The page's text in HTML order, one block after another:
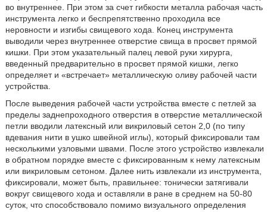
во внутреннее. При этом за счет гибкости металла рабочая часть
инструмента легко и беспрепятственно проходила все
неровности и изгибы свищевого хода. Конец инструмента
выводили через внутреннее отверстие свища в просвет прямой
кишки. При этом указательный палец левой руки хирурга,
введенный предварительно в просвет прямой кишки, легко
определяет и «встречает» металлическую оливу рабочей части
устройства.
После выведения рабочей части устройства вместе с петлей за
пределы заднепроходного отверстия в отверстие металлической
петли вводили латексный или викриловый сетон 2,0 (по типу
вдевания нити в ушко швейной иглы), который фиксировали там
несколькими узловыми швами. После этого устройство извлекали
в обратном порядке вместе с фиксированным к нему латексным
или викриловым сетоном. Далее нить извлекали из инструмента,
фиксировали, может быть, правильнее: тонически затягивали
вокруг свищевого хода и оставляли в ране в среднем на 50-80
суток, что способствовало помимо визуального определения